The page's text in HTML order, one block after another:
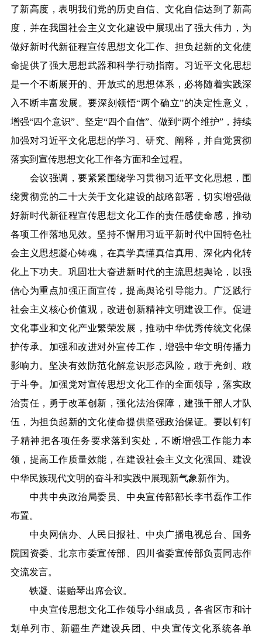
了新高度，表明我们党的历史自信、文化自信达到了新高
度，并在我国社会主义文化建设中展现出了强大伟力，为
做好新时代新征程宣传思想文化工作、担负起新的文化使
命提供了强大思想武器和科学行动指南。习近平文化思想
是一个不断展开的、开放式的思想体系，必将随着实践深
入不断丰富发展。要深刻领悟“两个确立”的决定性意义，
增强“四个意识”、坚定“四个自信”、做到“两个维护”，持续
加强对习近平文化思想的学习、研究、阐释，并自觉贯彻
落实到宣传思想文化工作各方面和全过程。
会议强调，要紧紧围绕学习贯彻习近平文化思想，围
绕贯彻党的二十大关于文化建设的战略部署，切实增强做
好新时代新征程宣传思想文化工作的责任感使命感，推动
各项工作落地见效。坚持不懈用习近平新时代中国特色社
会主义思想凝心铸魂，在真学真懂真信真用、深化内化转
化上下功夫。巩固壮大奋进新时代的主流思想舆论，以强
信心为重点加强正面宣传，提高舆论引导能力。广泛践行
社会主义核心价值观，改进创新精神文明建设工作。促进
文化事业和文化产业繁荣发展，推动中华优秀传统文化保
护传承。加强和改进对外宣传工作，增强中华文明传播力
影响力。坚决有效防范化解意识形态风险，敢于亮剑、敢
于斗争。加强党对宣传思想文化工作的全面领导，落实政
治责任，勇于改革创新，强化法治保障，建强干部人才队
伍，为担负起新的文化使命提供坚强政治保证。要以钉钉
子精神把各项任务要求落到实处，不断增强工作能力本
领，提高工作质量效能，在建设社会主义文化强国、建设
中华民族现代文明的奋斗和实践中展现新气象新作为。
中共中央政治局委员、中央宣传部部长李书磊作工作
布置。
中央网信办、人民日报社、中央广播电视总台、国务
院国资委、北京市委宣传部、四川省委宣传部负责同志作
交流发言。
铁凝、谌贻琴出席会议。
中央宣传思想文化工作领导小组成员，各省区市和计
划单列市、新疆生产建设兵团、中央宣传文化系统各单